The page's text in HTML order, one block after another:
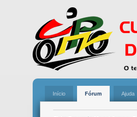
Início Fórum Ajuda